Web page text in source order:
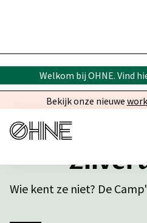
Welkom bij OHNE. Vind
Bekijk onze nieuwe
Wie kent ze niet? De